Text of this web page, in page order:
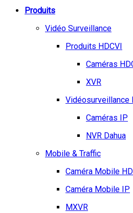
Produits
Vidéo Surveillance
Produits HDCVI
Caméras
XVR
Vidéosurveillance
Caméras IP
NVR Dahua
Mobile & Traffic
Caméra Mobile
Caméra Mobile IP
MXVR